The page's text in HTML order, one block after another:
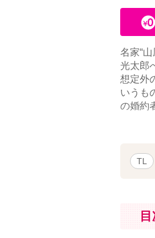
名家“
光太郎
想定外
いうも
の婚約
TL
目